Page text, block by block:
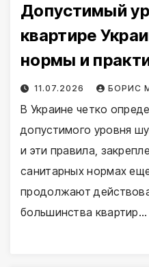
Допустимый
квартире
нормы и
11.07.2026 БОРИС
В Украине четко
допустимого уровня
и эти правила,
санитарных нормах
продолжают
большинства квартир…